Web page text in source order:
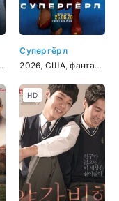
криминал
Супергёрл
2026 США,фантастика
HD